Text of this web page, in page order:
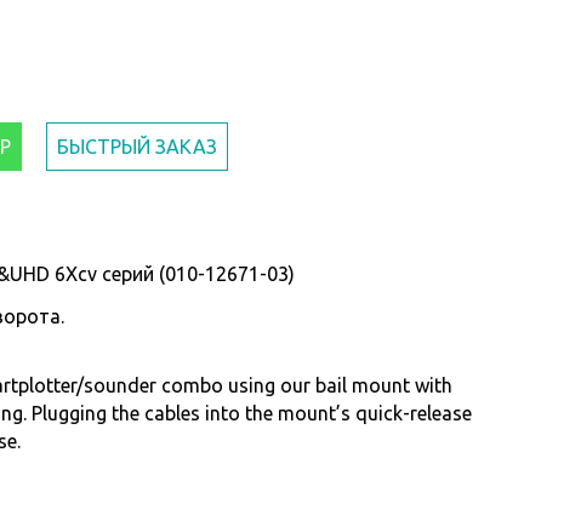
БЫСТРЫЙ ЗАКАЗ
6Xcv серий (010-12671-03)
sounder combo using our bail mount with
Plugging the cables into the mount’s quick-release